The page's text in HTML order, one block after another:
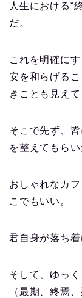
人生における“
だ。
これを明確に
安を和らげる
きことも見えて
そこで先ず、
を整えてもらい
おしゃれなカ
こでもいい。
君自身が落ち着
そして、ゆっ
（最期、終焉